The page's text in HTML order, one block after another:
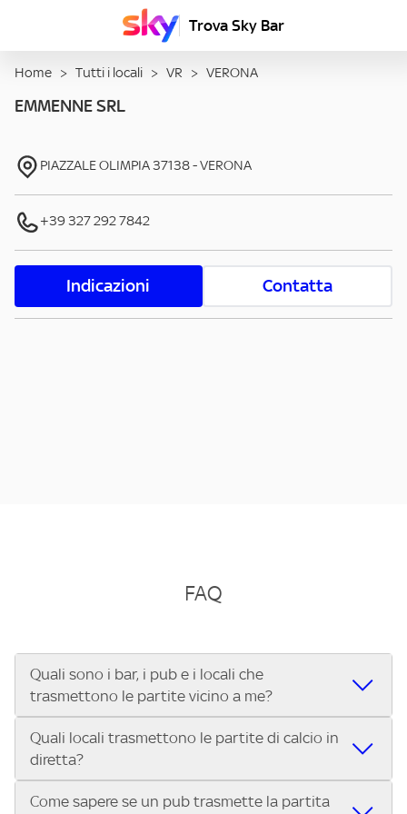
Trova Sky Bar
Home > Tutti i locali > VR > VERONA
EMMENNE SRL
PIAZZALE OLIMPIA37138-VERONA
+39 327 292 7842
Indicazioni Contatta
FAQ
Quali sono i bar, i pub e i locali che
trasmettono le partite vicino a me?
Se cerchi un bar, pub, ristorante o locale vicino a te per
vedere le partite di Serie A ENILIVE, la Serie C Sky Wifi, la
UEFA Champions League, la UEFA Europa League, la UEFA
Conference League, il Tennis, la Formula 1®, la MotoGP™ e
Quali locali trasmettono le partite di calcio in
diretta?
Vuoi sapere quali bar, pub o ristoranti mostrano le partite
Come sapere se un pub trasmette la partita